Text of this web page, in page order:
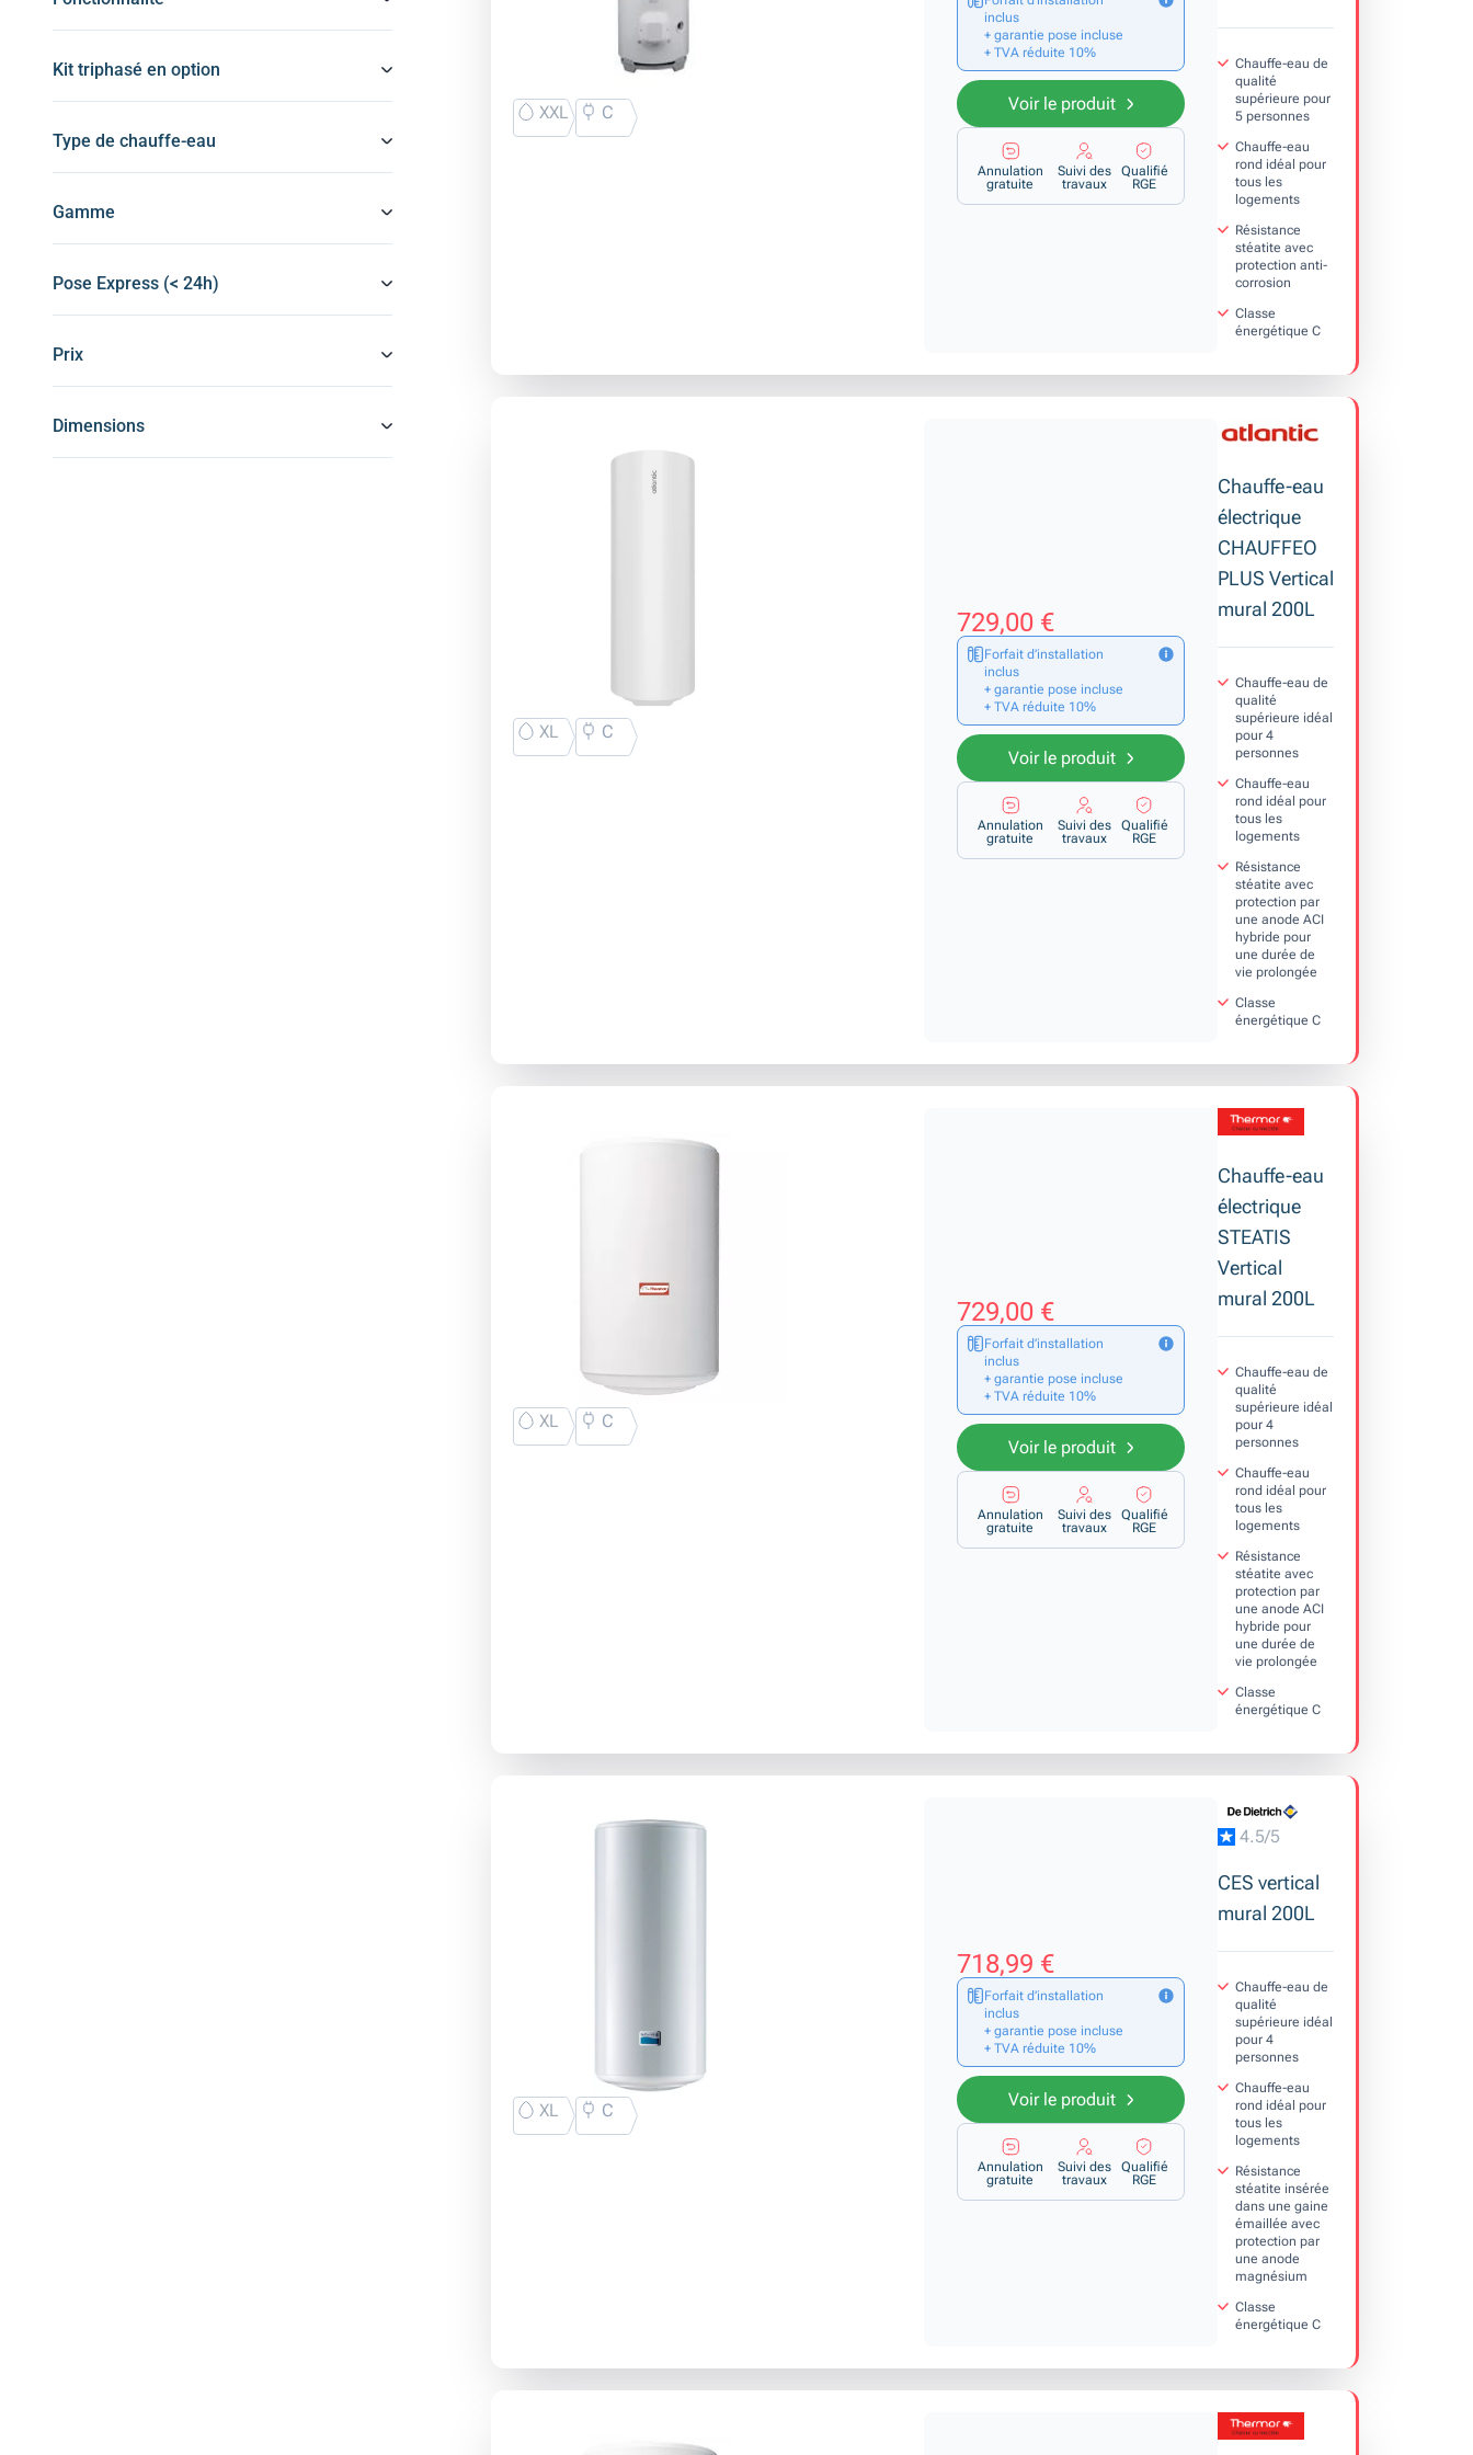
Kit triphasé en option
Type de chauffe-eau
Gamme
Pose Express (< 24h)
Prix
Dimensions
XXL C
Chauffe-eau de
qualité
supérieure pour
5 personnes
Chauffe-eau
rond idéal pour
tous les
logements
Résistance
stéatite avec
protection anti-
corrosion
Classe
énergétique C
inclus
+ garantie pose incluse
+ TVA réduite 10%
Voir le produit
Annulation
gratuite
Suivi des
travaux
Qualifié
RGE
XL C
Chauffe-eau
électrique
CHAUFFEO
PLUS Vertical
mural 200L
Chauffe-eau de
qualité
supérieure idéal
pour 4
personnes
Chauffe-eau
rond idéal pour
tous les
logements
Résistance
stéatite avec
protection par
une anode ACI
hybride pour
une durée de
vie prolongée
Classe
énergétique C
729,00 €
Forfait d’installation
inclus
+ garantie pose incluse
+ TVA réduite 10%
Voir le produit
Annulation
gratuite
Suivi des
travaux
Qualifié
RGE
XL C
Chauffe-eau
électrique
STEATIS
Vertical
mural 200L
Chauffe-eau de
qualité
supérieure idéal
pour 4
personnes
Chauffe-eau
rond idéal pour
tous les
logements
Résistance
stéatite avec
protection par
une anode ACI
hybride pour
une durée de
vie prolongée
Classe
énergétique C
729,00 €
Forfait d’installation
inclus
+ garantie pose incluse
+ TVA réduite 10%
Voir le produit
Annulation
gratuite
Suivi des
travaux
Qualifié
RGE
XL C
4.5/5
CES vertical
mural 200L
Chauffe-eau de
qualité
supérieure idéal
pour 4
personnes
Chauffe-eau
rond idéal pour
tous les
logements
Résistance
stéatite insérée
dans une gaine
émaillée avec
protection par
une anode
magnésium
Classe
énergétique C
718,99 €
Forfait d’installation
inclus
+ garantie pose incluse
+ TVA réduite 10%
Voir le produit
Annulation
gratuite
Suivi des
travaux
Qualifié
RGE